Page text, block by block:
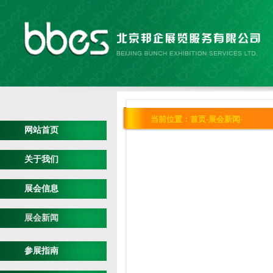
网站首页
关于我们
展会信息
展会新闻
参展指南
当前位置： 首页-展会新闻-